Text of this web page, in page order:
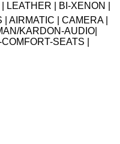
LEATHER | BI-XENON |
AIRMATIC | CAMERA |
KARDON-AUDIO|
SEATS |